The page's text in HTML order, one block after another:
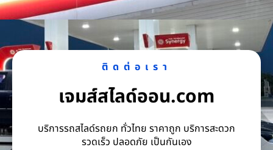
ติดต่อเรา
เจมส์สไลด์ออน.com
บริการรถสไลด์รถยก ทั่วไทย ราคาถูก บริการสะดวก
รวดเร็ว ปลอดภัย เป็นกันเอง